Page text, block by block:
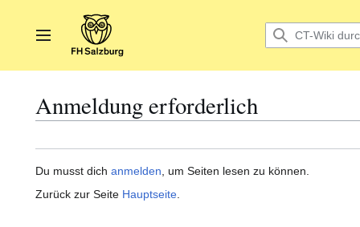
springenHauptmenü
Anmeldung erforderlich
Du musst dich anmelden , um Seiten lesen zu können.
Zurück zur Seite Hauptseite